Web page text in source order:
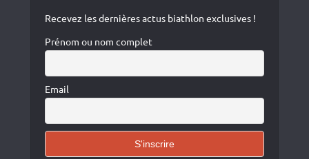
Recevez les dernières actus biathlon exclusives !
Prénom ou nom complet
Email